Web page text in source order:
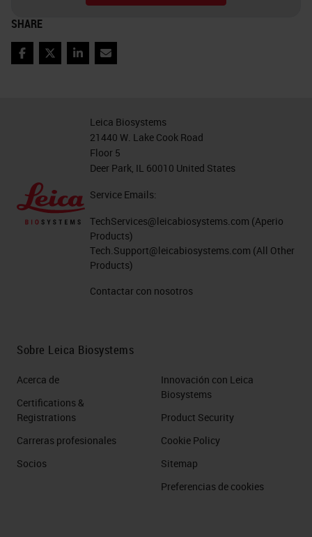
SHARE
FacebookTwitterLinkedInEmail
Leica Biosystems
21440 W. Lake Cook Road
Floor 5
Deer Park, IL 60010 United States
Service Emails:
TechServices@leicabiosystems.com (Aperio
Products)
Tech.Support@leicabiosystems.com (All Other
Products)
Contactar con nosotros
Sobre Leica Biosystems
Acerca de
Certifications &
Registrations
Carreras profesionales
Socios
Innovación con Leica
Biosystems
Product Security
Cookie Policy
Sitemap
Preferencias de cookies